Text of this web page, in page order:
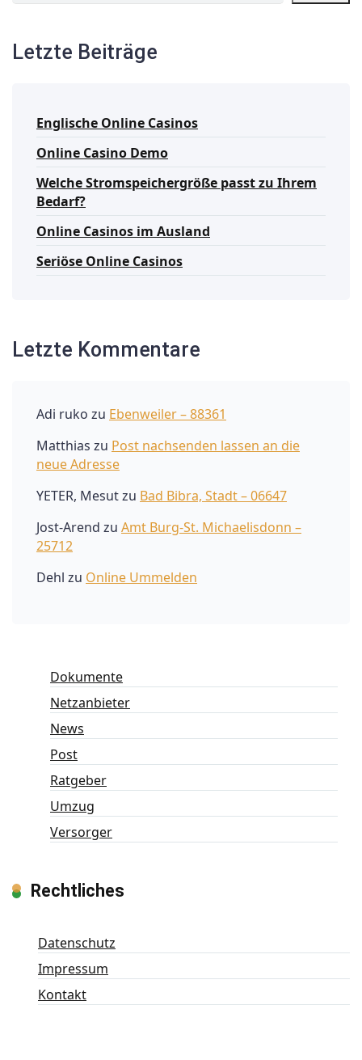
Letzte Beiträge
Englische Online Casinos
Online Casino Demo
Welche Stromspeichergröße passt zu Ihrem
Bedarf?
Online Casinos im Ausland
Seriöse Online Casinos
Letzte Kommentare
Adi ruko zu Ebenweiler – 88361
Matthias zu Post nachsenden lassen an die
neue Adresse
YETER, Mesutzu Bad Bibra, Stadt – 06647
Jost-Arend zu Amt Burg-St. Michaelisdonn –
25712
Dehl zu Online Ummelden
Dokumente
Netzanbieter
News
Post
Ratgeber
Umzug
Versorger
Rechtliches
Datenschutz
Impressum
Kontakt